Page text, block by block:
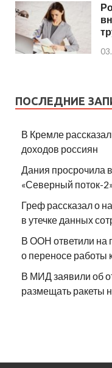
ПОСЛЕДНИЕ
В Кремле
доходов россиян
Дания просрочила
«Северный поток-
Греф рассказал о
в утечке данных
В ООН ответили на
о переносе работы
В МИД заявили об
размещать ракеты